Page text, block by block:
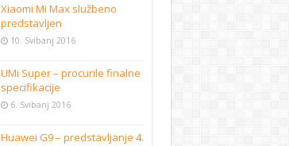
Xiaomi Mi Max službeno
predstavljen
10. Svibanj 2016
UMi Super – procurile finalne
specifikacije
6. Svibanj 2016
Huawei G9 – predstavljanje 4.